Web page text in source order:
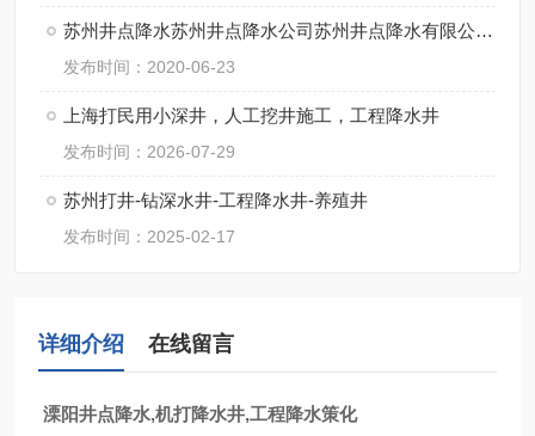
苏州井点降水苏州井点降水公司苏州井点降水有限公司通泉降水公司
发布时间：2020-06-23
上海打民用小深井，人工挖井施工，工程降水井
发布时间：2026-07-29
苏州打井-钻深水井-工程降水井-养殖井
发布时间：2025-02-17
详细介绍 在线留言
溧阳井点降水,机打降水井,工程降水策化